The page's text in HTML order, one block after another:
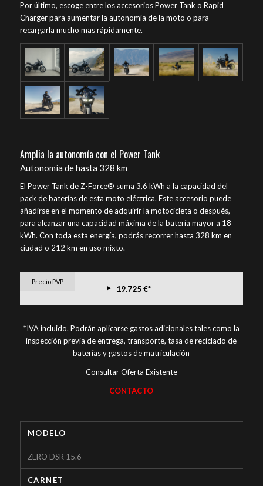
Por último, escoge entre los accesorios Power Tank o Rapid
Charger para aumentar la autonomía de la moto o para
recargarla mucho mas rápidamente.
Amplia la autonomía con el Power Tank
Autonomía de hasta 328 km
El Power Tank de Z-Force® suma 3,6 kWh a la capacidad del
pack de baterías de esta moto eléctrica. Este accesorio puede
añadirse en el momento de adquirir la motocicleta o después,
para alcanzar una capacidad máxima de la batería mayor a 18
kWh. Con toda esta energía, podrás recorrer hasta 328 km en
ciudad o 212 km en uso mixto.
Precio PVP
19.725 €*
*IVA incluido. Podrán aplicarse gastos adicionales tales como la
inspección previa de entrega, transporte, tasa de reciclado de
baterías y gastos de matriculación
Consultar Oferta Existente
CONTACTO
MODELO
ZERO DSR 15.6
CARNET